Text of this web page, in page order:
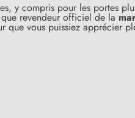
y compris pour les portes
revendeur officiel de la
vous puissiez apprécier